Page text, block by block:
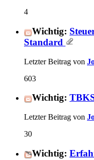
4
Wichtig:
Standard
Letzter Beitrag von
603
Wichtig:
Letzter Beitrag von
30
Wichtig: